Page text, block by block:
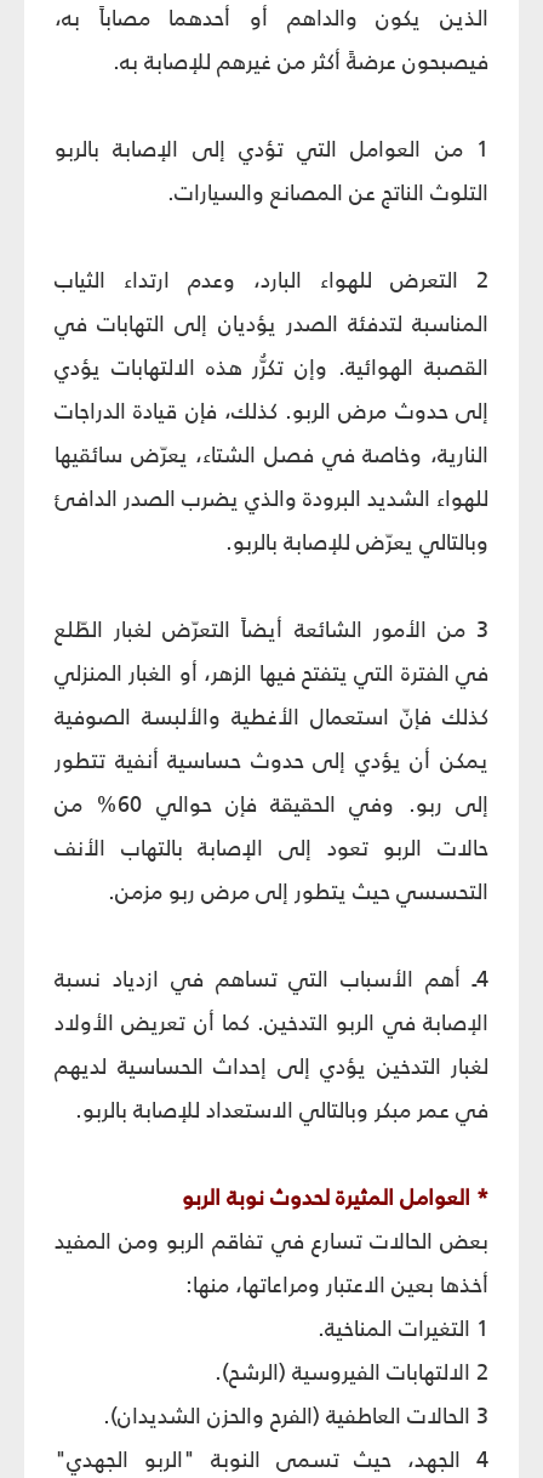
الذين يكون والداهم أو أحدهما مصاباً به،
فيصبحون عرضةً أكثر من غيرهم للإصابة به.
1 من العوامل التي تؤدي إلى الإصابة بالربو
التلوث الناتج عن المصانع والسيارات.
2 التعرض للهواء البارد، وعدم ارتداء الثياب
المناسبة لتدفئة الصدر يؤديان إلى التهابات في
القصبة الهوائية. وإن تكرُّر هذه الالتهابات يؤدي
إلى حدوث مرض الربو. كذلك، فإن قيادة الدراجات
النارية، وخاصة في فصل الشتاء، يعرّض سائقيها
للهواء الشديد البرودة والذي يضرب الصدر الدافئ
وبالتالي يعرّض للإصابة بالربو.
3 من الأمور الشائعة أيضاً التعرّض لغبار الطّلع
في الفترة التي يتفتح فيها الزهر، أو الغبار المنزلي
كذلك فإنّ استعمال الأغطية والألبسة الصوفية
يمكن أن يؤدي إلى حدوث حساسية أنفية تتطور
إلى ربو. وفي الحقيقة فإن حوالي 60% من
حالات الربو تعود إلى الإصابة بالتهاب الأنف
التحسسي حيث يتطور إلى مرض ربو مزمن.
4ـ أهم الأسباب التي تساهم في ازدياد نسبة
الإصابة في الربو التدخين. كما أن تعريض الأولاد
لغبار التدخين يؤدي إلى إحداث الحساسية لديهم
في عمر مبكر وبالتالي الاستعداد للإصابة بالربو.
* العوامل المثيرة لحدوث نوبة الربو
بعض الحالات تسارع في تفاقم الربو ومن المفيد
أخذها بعين الاعتبار ومراعاتها، منها:
1 التغيرات المناخية.
2 الالتهابات الفيروسية (الرشح).
3 الحالات العاطفية (الفرح والحزن الشديدان).
4 الجهد، حيث تسمى النوبة "الربو الجهدي"